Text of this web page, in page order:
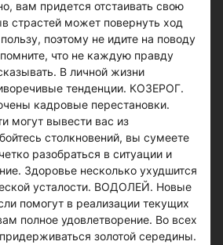
вам придется отстаивать свою
страстей может повернуть ход
поэтому не идите на поводу
что не каждую правду
В личной жизни
тенденции. КОЗЕРОГ.
кадровые перестановки.
могут вывести вас из
столкновений, вы сумеете
разобраться в ситуации и
Здоровье несколько ухудшится
усталости. ВОДОЛЕЙ. Новые
помогут в реализации текущих
полное удовлетворение. Во всех
золотой середины.